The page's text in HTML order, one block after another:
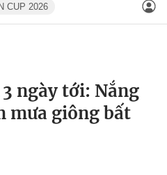
CUP 2026
ngày tới: Nắng
mưa giông bất